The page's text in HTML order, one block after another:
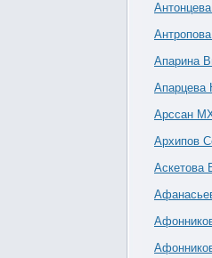
Апарина
Апарцева
Арссан
Архипов
Аскетова